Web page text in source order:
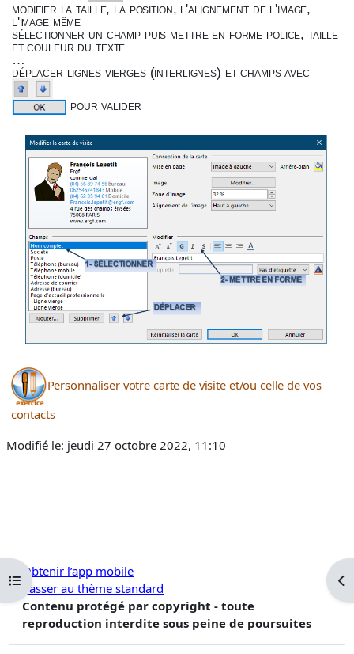
Ouvrir l’index du cours
modifier la taille, la position, l'alignement de l'image,
l'image même
sélectionner un champ puis mettre en forme police, taille
et couleur du texte
…
déplacer lignes vierges (interlignes) et champs avec
pour valider
Personnaliser votre carte de visite et/ou celle de vos
contacts
Modifié le: jeudi 27 octobre 2022, 11:10
Obtenir l’app mobile
Passer au thème standard
Contenu protégé par copyright - toute
reproduction interdite sous peine de poursuites